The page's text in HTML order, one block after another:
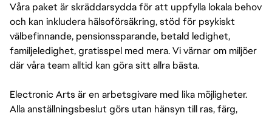
Våra paket är skräddarsydda för att uppfylla lokala behov
och kan inkludera hälsoförsäkring, stöd för psykiskt
välbefinnande, pensionssparande, betald ledighet,
familjeledighet, gratisspel med mera. Vi värnar om miljöer
där våra team alltid kan göra sitt allra bästa.
Electronic Arts är en arbetsgivare med lika möjligheter.
Alla anställningsbeslut görs utan hänsyn till ras, färg,